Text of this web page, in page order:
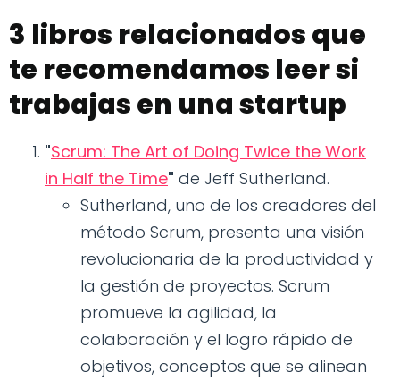
3 libros relacionados que
te recomendamos leer si
trabajas en una startup
"Scrum: The Art of Doing Twice the Work
in Half the Time" de Jeff Sutherland.
Sutherland, uno de los creadores del
método Scrum, presenta una visión
revolucionaria de la productividad y
la gestión de proyectos. Scrum
promueve la agilidad, la
colaboración y el logro rápido de
objetivos, conceptos que se alinean